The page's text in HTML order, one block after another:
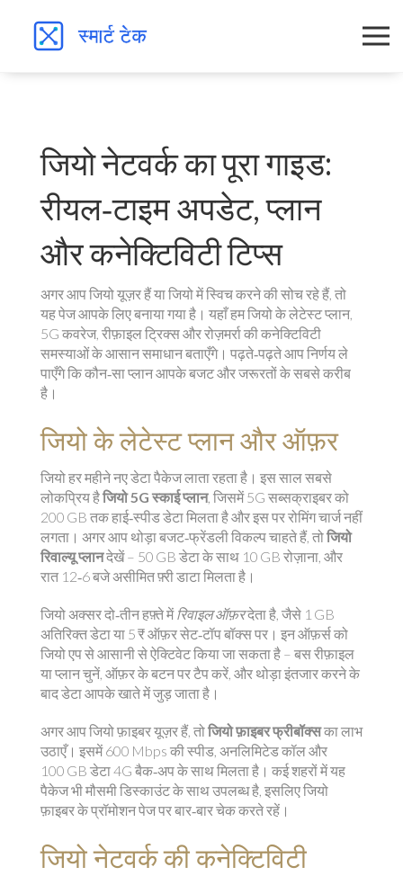
जियो नेटवर्क का पूरा गाइड:
रीयल‑टाइम अपडेट, प्लान
और कनेक्टिविटी टिप्स
अगर आप जियो यूज़र हैं या जियो में स्विच करने की सोच रहे हैं, तो
यह पेज आपके लिए बनाया गया है। यहाँ हम जियो के लेटेस्ट प्लान,
5G कवरेज, रीफ़ाइल ट्रिक्स और रोज़मर्रा की कनेक्टिविटी
समस्याओं के आसान समाधान बताएँगे। पढ़ते‑पढ़ते आप निर्णय ले
पाएँगे कि कौन‑सा प्लान आपके बजट और जरूरतों के सबसे करीब
है।
जियो के लेटेस्ट प्लान और ऑफ़र
जियो हर महीने नए डेटा पैकेज लाता रहता है। इस साल सबसे
लोकप्रिय हैजियो 5G स्काई प्लान, जिसमें 5G सब्सक्राइबर को
200 GB तक हाई‑स्पीड डेटा मिलता है और इस पर रोमिंग चार्ज नहीं
लगता। अगर आप थोड़ा बजट‑फ्रेंडली विकल्प चाहते हैं, तोजियो
रिवाल्यू प्लानदेखें – 50 GB डेटा के साथ 10 GB रोज़ाना, और
रात 12‑6 बजे असीमित फ़्री डाटा मिलता है।
जियो अक्सर दो‑तीन हफ़्ते मेंरिवाइल ऑफ़रदेता है, जैसे 1 GB
अतिरिक्त डेटा या 5 ₹ ऑफ़र सेट‑टॉप बॉक्स पर। इन ऑफ़र्स को
जियो एप से आसानी से ऐक्टिवेट किया जा सकता है – बस रीफ़ाइल
या प्लान चुनें, ऑफ़र के बटन पर टैप करें, और थोड़ा इंतजार करने के
बाद डेटा आपके खाते में जुड़ जाता है।
अगर आप जियो फ़ाइबर यूज़र हैं, तोजियो फ़ाइबर फ्रीबॉक्सका लाभ
उठाएँ। इसमें 600 Mbps की स्पीड, अनलिमिटेड कॉल और
100 GB डेटा 4G बैक‑अप के साथ मिलता है। कई शहरों में यह
पैकेज भी मौसमी डिस्काउंट के साथ उपलब्ध है, इसलिए जियो
फ़ाइबर के प्रॉमोशन पेज पर बार‑बार चेक करते रहें।
जियो नेटवर्क की कनेक्टिविटी